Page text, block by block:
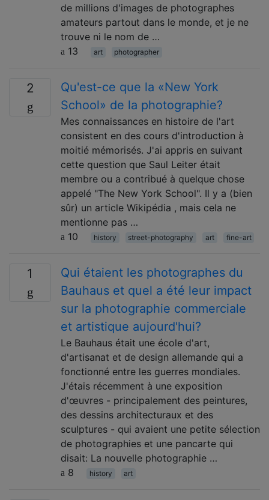
de millions d'images de photographes
amateurs partout dans le monde, et je ne
trouve ni le nom de …
13
art photographer
2
Qu'est-ce que la «New York
School» de la photographie?
Mes connaissances en histoire de l'art
consistent en des cours d'introduction à
moitié mémorisés. J'ai appris en suivant
cette question que Saul Leiter était
membre ou a contribué à quelque chose
appelé "The New York School". Il y a (bien
sûr) un article Wikipédia , mais cela ne
mentionne pas …
10
history street-photography art fine-art
1
Qui étaient les photographes du
Bauhaus et quel a été leur impact
sur la photographie commerciale
et artistique aujourd'hui?
Le Bauhaus était une école d'art,
d'artisanat et de design allemande qui a
fonctionné entre les guerres mondiales.
J'étais récemment à une exposition
d'œuvres - principalement des peintures,
des dessins architecturaux et des
sculptures - qui avaient une petite sélection
de photographies et une pancarte qui
disait: La nouvelle photographie …
8
history art